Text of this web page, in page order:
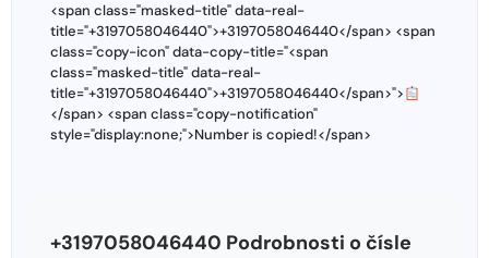
<span class="masked-title" data-real-
title="+3197058046440">+3197058046440</span> <span
class="copy-icon" data-copy-title="<span
class="masked-title" data-real-
title="+3197058046440">+3197058046440</span>">
</span> <span class="copy-notification"
style="display:none;">Number is copied!</span>
+3197058046440 Podrobnosti o čísle